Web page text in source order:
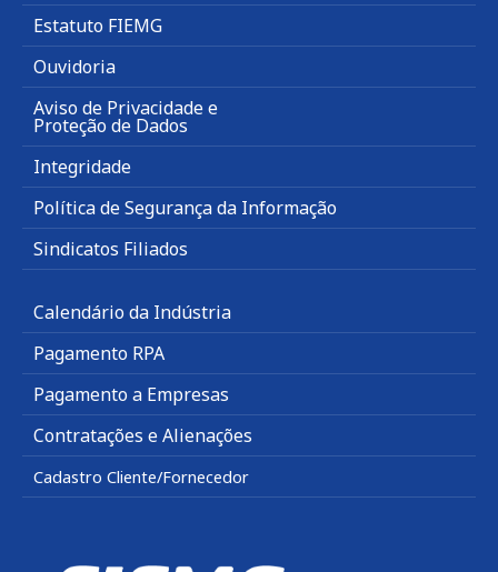
Estatuto FIEMG
Ouvidoria
Aviso de Privacidade e
Proteção de Dados
Integridade
Política de Segurança da Informação
Sindicatos Filiados
Calendário da Indústria
Pagamento RPA
Pagamento a Empresas
Contratações e Alienações
Cadastro Cliente/Fornecedor